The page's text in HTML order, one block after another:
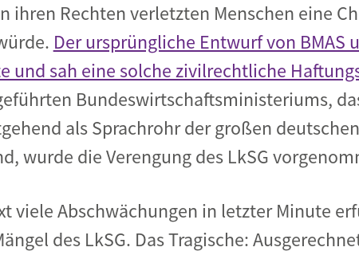
ihren Rechten verletzten Menschen eine
Der ursprüngliche Entwurf von BMAS
und sah eine solche zivilrechtliche
Bundeswirtschaftsministeriums,
als Sprachrohr der großen deutschen
wurde die Verengung des LkSG
viele Abschwächungen in letzter Minute
des LkSG. Das Tragische: